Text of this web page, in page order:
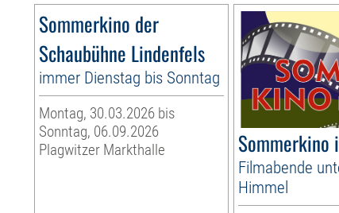
Sommerkino der
Schaubühne Lindenfels
immer Dienstag bis Sonntag
Montag, 30.03.2026 bis
Sonntag, 06.09.2026
Plagwitzer Markthalle
Sommerkino
Filmabende
Himmel